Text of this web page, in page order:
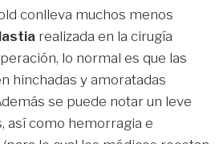
conlleva muchos menos
realizada en la cirugía
lo normal es que las
hinchadas y amoratadas
se puede notar un leve
así como hemorragia e